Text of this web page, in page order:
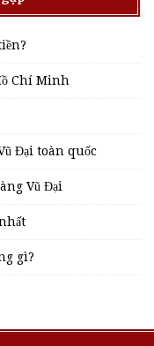
Chí Minh
Đại toàn quốc
Vũ Đại
gì?